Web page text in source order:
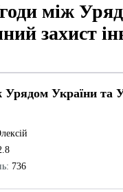
між
захист
України та
736